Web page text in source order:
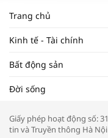
Trang chủ
Kinh tế - Tài chính
Bất động sản
Đời sống
Giấy phép hoạt động số:
tin và Truyền thông Hà